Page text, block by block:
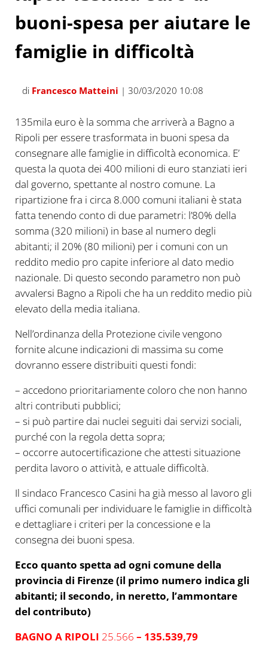
buoni-spesa per aiutare le
famiglie in difficoltà
di Francesco Matteini | 30/03/2020 10:08
135mila euro è la somma che arriverà a Bagno a
Ripoli per essere trasformata in buoni spesa da
consegnare alle famiglie in difficoltà economica. E’
questa la quota dei 400 milioni di euro stanziati ieri
dal governo, spettante al nostro comune. La
ripartizione fra i circa 8.000 comuni italiani è stata
fatta tenendo conto di due parametri: l’80% della
somma (320 milioni) in base al numero degli
abitanti; il 20% (80 milioni) per i comuni con un
reddito medio pro capite inferiore al dato medio
nazionale. Di questo secondo parametro non può
avvalersi Bagno a Ripoli che ha un reddito medio più
elevato della media italiana.
Nell’ordinanza della Protezione civile vengono
fornite alcune indicazioni di massima su come
dovranno essere distribuiti questi fondi:
– accedono prioritariamente coloro che non hanno
altri contributi pubblici;
– si può partire dai nuclei seguiti dai servizi sociali,
purché con la regola detta sopra;
– occorre autocertificazione che attesti situazione
perdita lavoro o attività, e attuale difficoltà.
Il sindaco Francesco Casini ha già messo al lavoro gli
uffici comunali per individuare le famiglie in difficoltà
e dettagliare i criteri per la concessione e la
consegna dei buoni spesa.
Ecco quanto spetta ad ogni comune della
provincia di Firenze (il primo numero indica gli
abitanti; il secondo, in neretto, l’ammontare
del contributo)
BAGNO A RIPOLI 25.566 – 135.539,79